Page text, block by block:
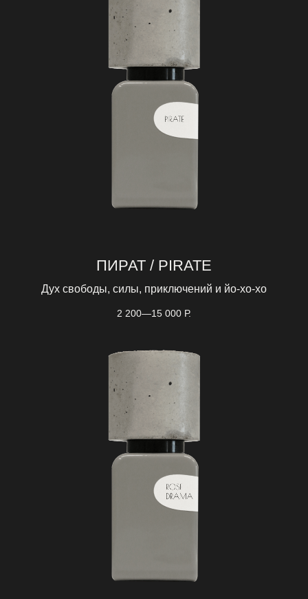
ПИРАТ / PIRATE
Дух свободы, силы, приключений и йо-хо-хо
2 200—15 000 Р.